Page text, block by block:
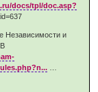
docs/tpl/doc.asp?
Независимости и